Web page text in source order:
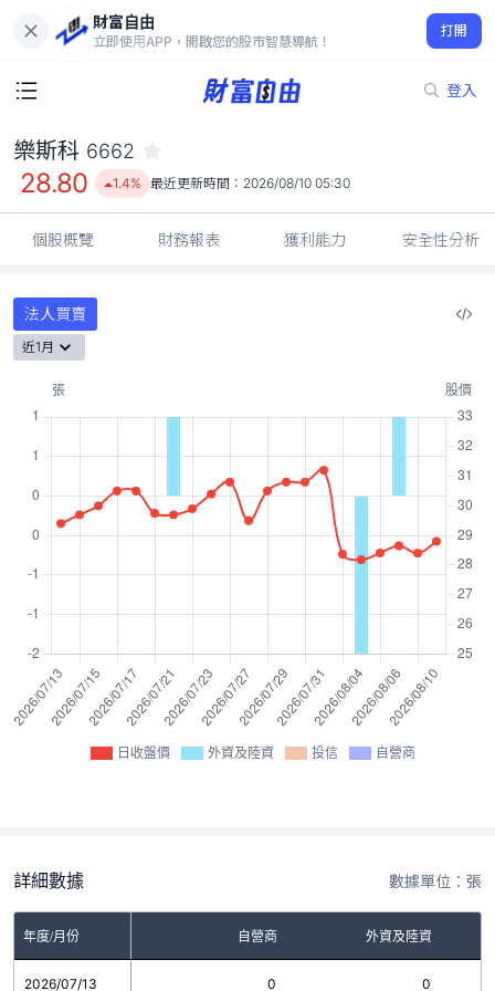
財富自由
立即使用APP，開啟您的股市智慧導航！
打開
登入
28.80
1.4%
樂斯科 6662
28.80 1.4% 最近更新時間： 2026/08/10 05:30
個股概覽 財務報表 獲利能力 安全性分析
法人買賣
近1月
日收盤價 外資及陸資 投信 自營商
詳細數據 數據單位：張
年度/月份 自營商 外資及陸資
2026/07/13 0 0